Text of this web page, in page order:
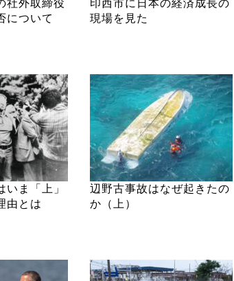
社外取締役
について
印西市に日本の経済成長の
現場を見た
いま「上」
由とは
辺野古事故はなぜ起きたの
か（上）